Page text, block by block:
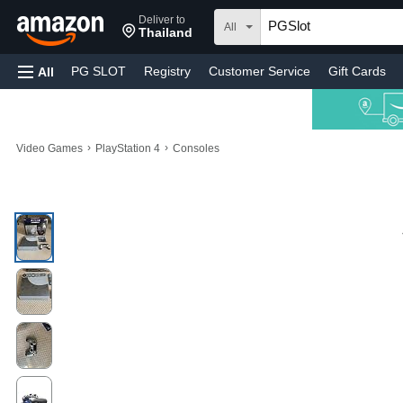
Deliver to
Thailand All
All PG SLOT Registry Customer Service Gift Cards
Video Games › PlayStation 4 › Consoles